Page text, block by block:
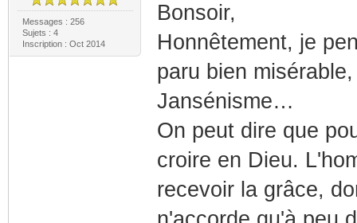
Messages : 256
Sujets : 4
Inscription : Oct 2014
Bonsoir,
Honnêtement, je
paru bien
Jansénisme…
On peut dire que
croire en Dieu.
recevoir la grâce,